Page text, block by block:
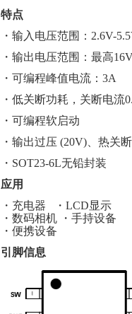
特点
・输入电压范围：2.6V-
・输出电压范围：最高
・可编程峰值电流：3A
・低关断功耗，关断电流
・可编程软启动
・输出过压 (20V)、热关
・SOT23-6L无铅封装
应用
・充电器 ・LCD显示
・数码相机 ・手持设备
・便携设备
引脚信息